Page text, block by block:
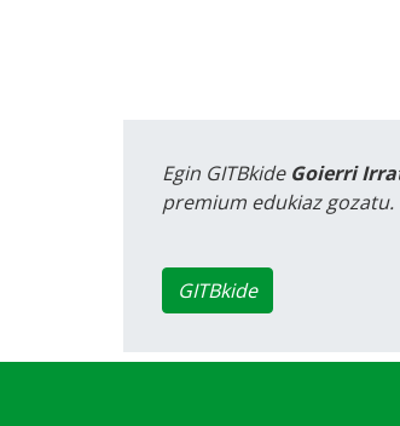
Egin GITBkide Goierri
premium edukiaz gozatu.
GITBkide